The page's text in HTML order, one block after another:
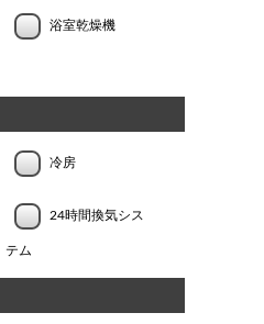
浴室乾燥機
冷房
24時間換気シス
テム